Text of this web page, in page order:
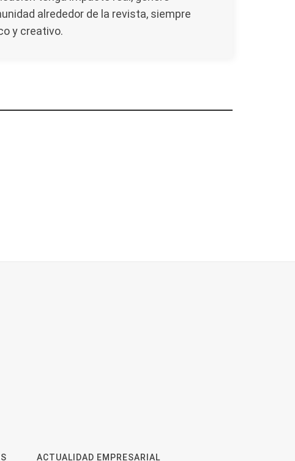
alrededor de la revista, siempre
y creativo.
ACTUALIDAD EMPRESARIAL